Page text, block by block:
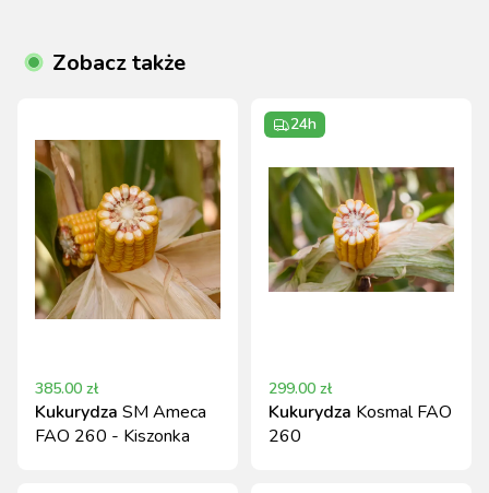
Zobacz także
385.00 zł
Kukurydza SM Ameca
FAO 260 - Kiszonka
24h
299.00 zł
Kukurydza Kosmal FAO
260